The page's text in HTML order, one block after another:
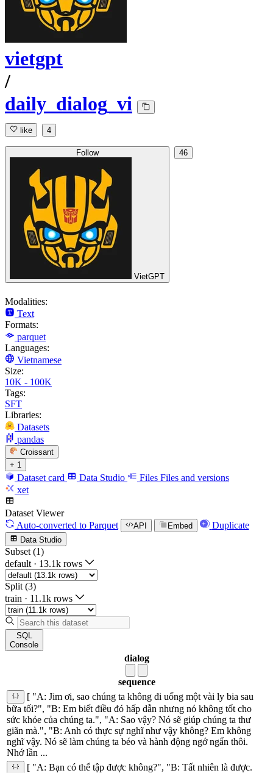
vietgpt
/
daily_dialog_vi
like 4
Follow
VietGPT
46
Modalities:
Text
Formats:
parquet
Languages:
Vietnamese
Size:
10K - 100K
Tags:
SFT
Libraries:
Datasets
pandas
Croissant
+ 1
Dataset card Data Studio Files Files and versions
xet
Dataset Viewer
Auto-converted to Parquet API Embed Duplicate
Data Studio
Subset (1)
default · 13.1k rows
Split (3)
train · 11.1k rows
SQL
Console
dialog
sequence
[ "A: Jim ơi, sao chúng ta không đi uống một vài ly bia sau
bữa tối?", "B: Em biết điều đó hấp dẫn nhưng nó không tốt cho
sức khỏe của chúng ta.", "A: Sao vậy? Nó sẽ giúp chúng ta thư
giãn mà.", "B: Anh có thực sự nghĩ như vậy không? Em không
nghĩ vậy. Nó sẽ làm chúng ta béo và hành động ngớ ngẩn thôi.
Nhớ lần ...
[ "A: Bạn có thể tập được không?", "B: Tất nhiên là được.